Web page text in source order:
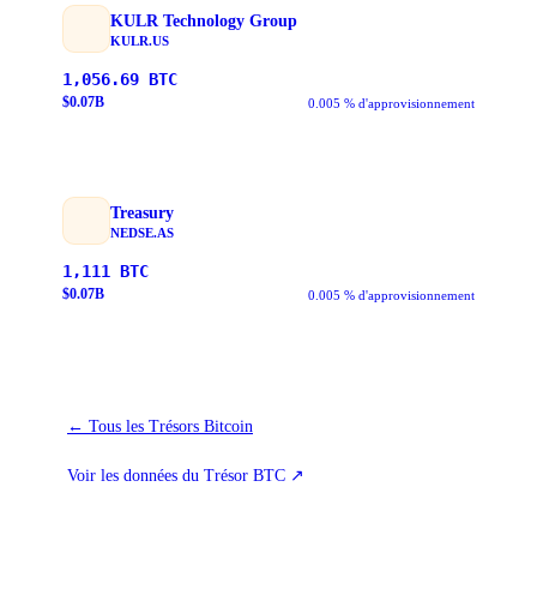
KULR Technology Group
KULR.US
1,056.69 BTC
$0.07B 0.005 % d'approvisionnement
Treasury
NEDSE.AS
1,111 BTC
$0.07B 0.005 % d'approvisionnement
← Tous les Trésors Bitcoin
Voir les données du Trésor BTC ↗